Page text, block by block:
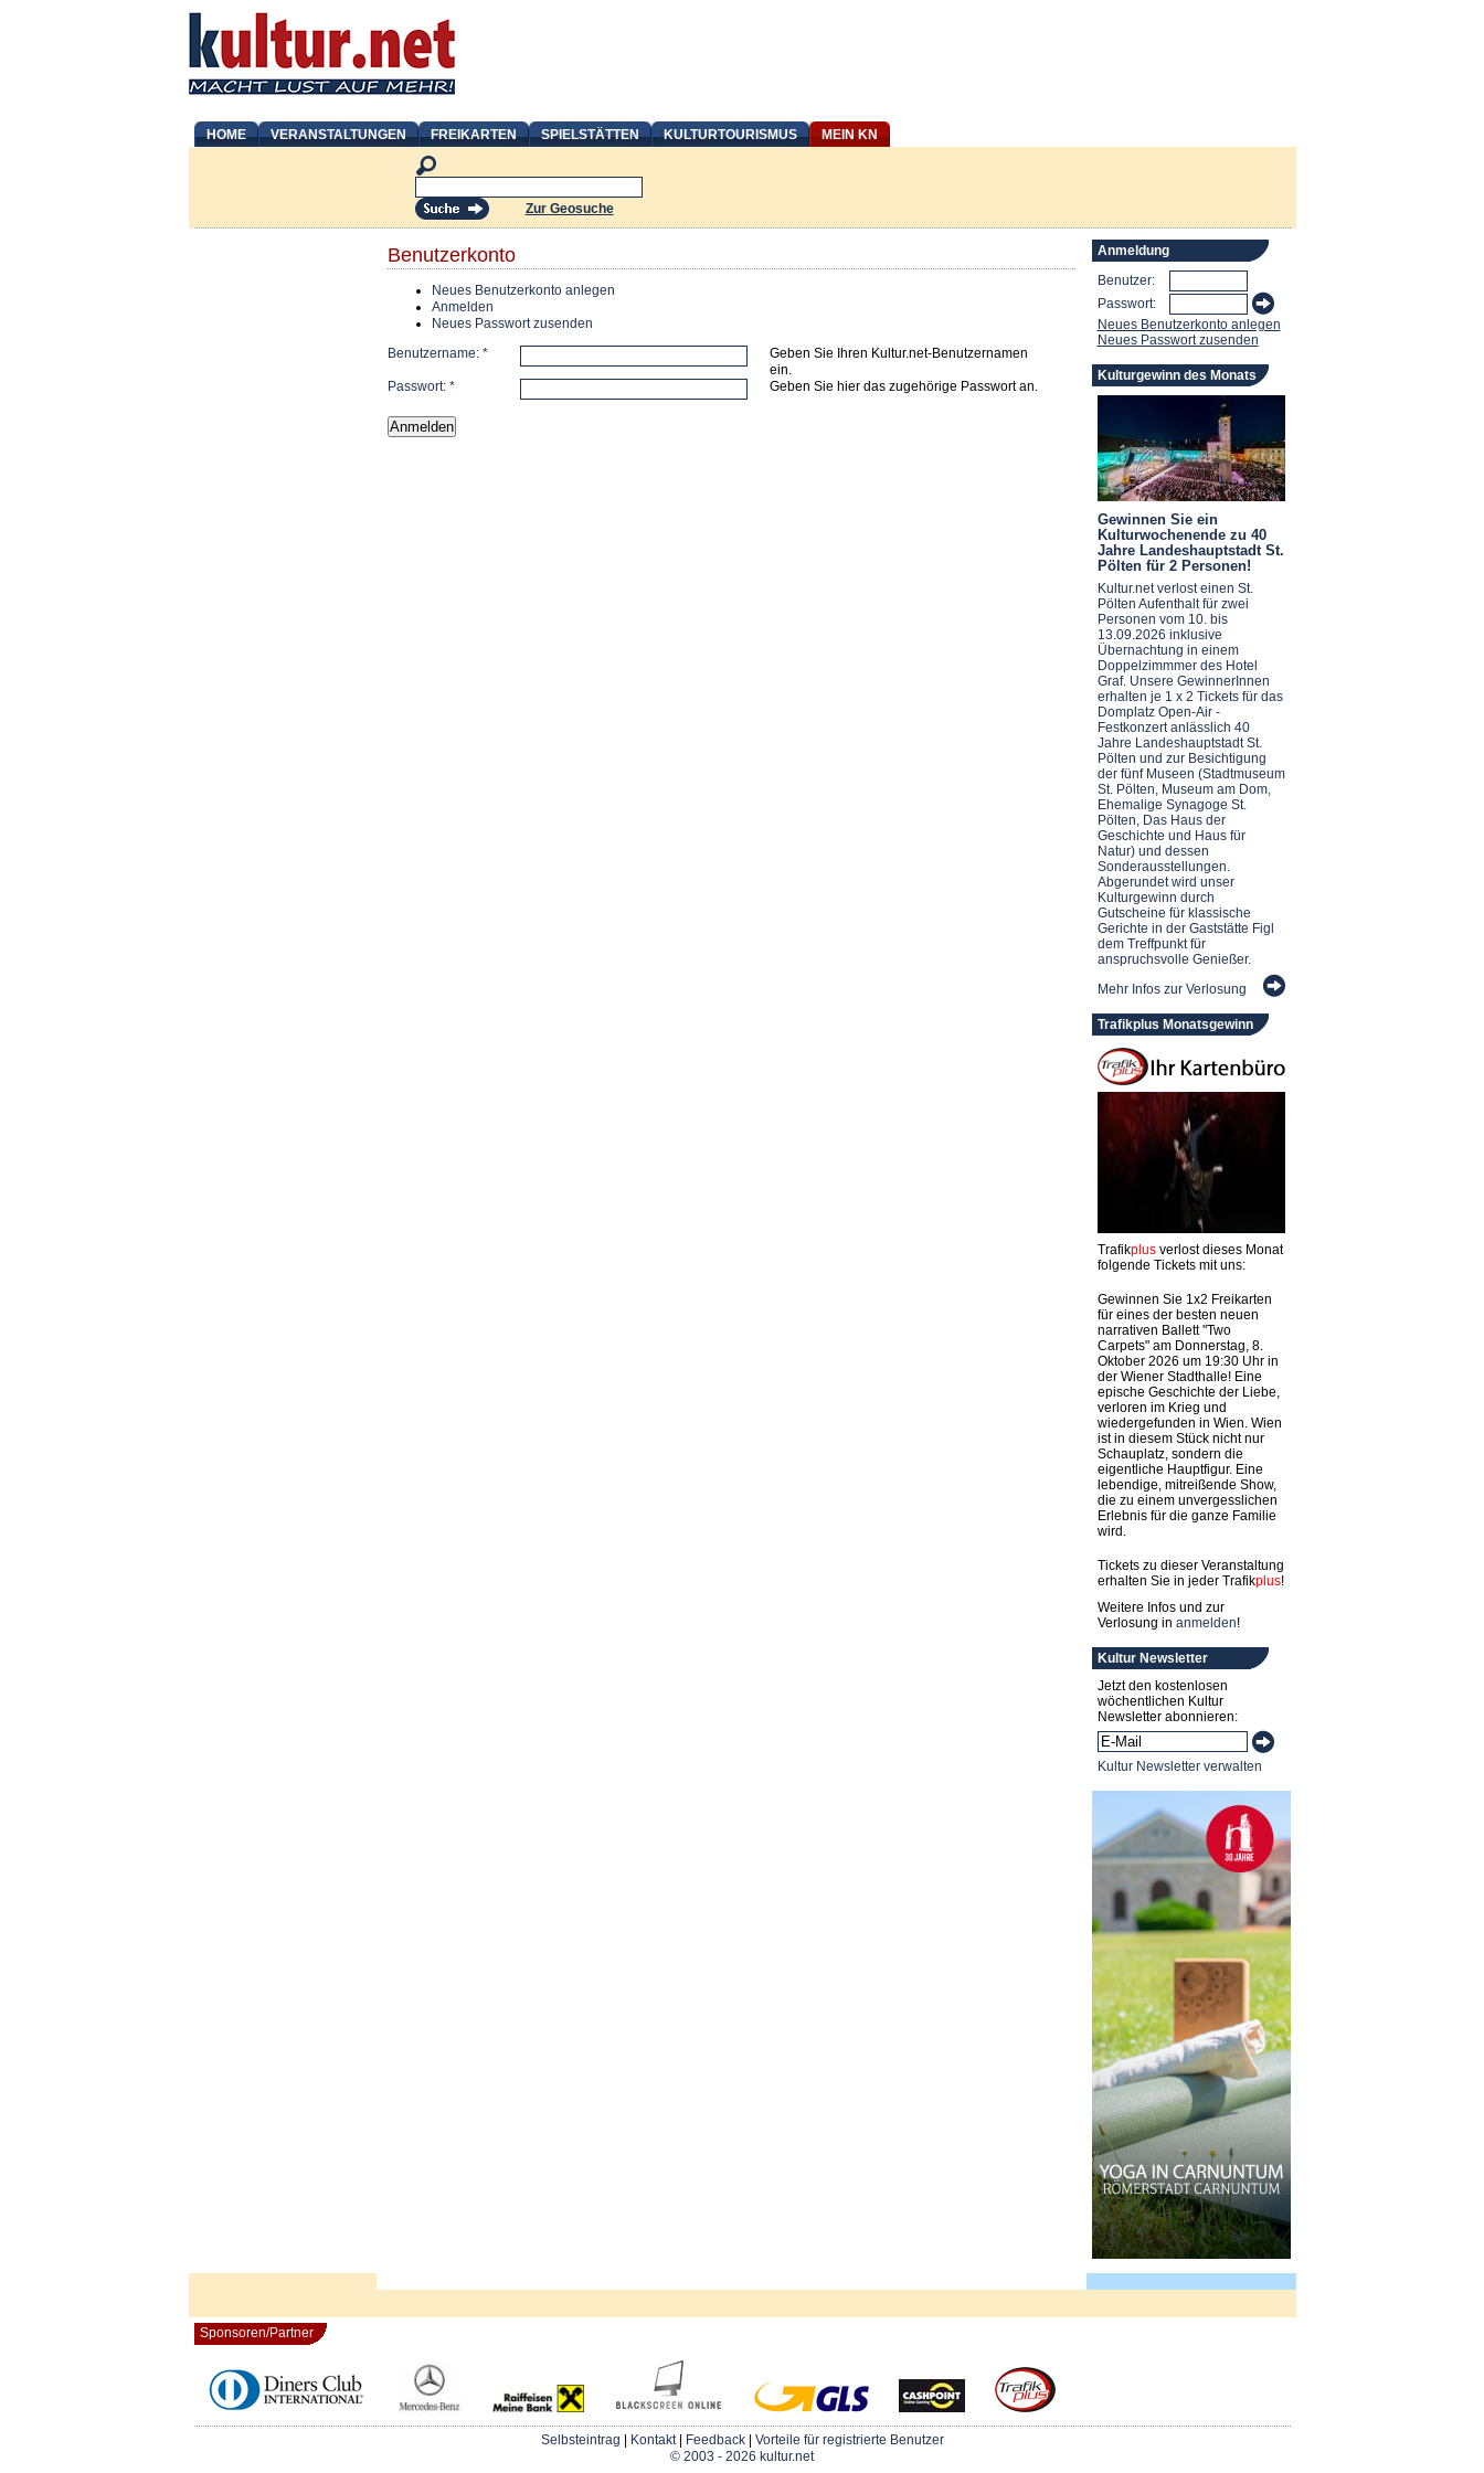
HOME VERANSTALTUNGEN FREIKARTEN SPIELSTÄTTEN KULTURTOURISMUS MEIN KN
Zur Geosuche
Benutzerkonto
Neues Benutzerkonto anlegen
Anmelden
Neues Passwort zusenden
Benutzername: *
Geben Sie Ihren Kultur.net-Benutzernamen
ein.
Passwort: * Geben Sie hier das zugehörige Passwort an.
Anmeldung
Benutzer:
Passwort:
Neues Benutzerkonto anlegen
Neues Passwort zusenden
Kulturgewinn des Monats
Gewinnen Sie ein
Kulturwochenende zu 40
Jahre Landeshauptstadt St.
Pölten für 2 Personen!
Kultur.net verlost einen St.
Pölten Aufenthalt für zwei
Personen vom 10. bis
13.09.2026 inklusive
Übernachtung in einem
Doppelzimmmer des Hotel
Graf. Unsere GewinnerInnen
erhalten je 1 x 2 Tickets für das
Domplatz Open-Air -
Festkonzert anlässlich 40
Jahre Landeshauptstadt St.
Pölten und zur Besichtigung
der fünf Museen (Stadtmuseum
St. Pölten, Museum am Dom,
Ehemalige Synagoge St.
Pölten, Das Haus der
Geschichte und Haus für
Natur) und dessen
Sonderausstellungen.
Abgerundet wird unser
Kulturgewinn durch
Gutscheine für klassische
Gerichte in der Gaststätte Figl
dem Treffpunkt für
anspruchsvolle Genießer.
Mehr Infos zur Verlosung
Trafikplus Monatsgewinn
Trafikplusverlost dieses Monat
folgende Tickets mit uns:
Gewinnen Sie 1x2 Freikarten
für eines der besten neuen
narrativen Ballett "Two
Carpets" am Donnerstag, 8.
Oktober 2026 um 19:30 Uhr in
der Wiener Stadthalle! Eine
epische Geschichte der Liebe,
verloren im Krieg und
wiedergefunden in Wien. Wien
ist in diesem Stück nicht nur
Schauplatz, sondern die
eigentliche Hauptfigur. Eine
lebendige, mitreißende Show,
die zu einem unvergesslichen
Erlebnis für die ganze Familie
wird.
Tickets zu dieser Veranstaltung
erhalten Sie in jeder Trafikplus!
Weitere Infos und zur
Verlosung in anmelden!
Kultur Newsletter
Jetzt den kostenlosen
wöchentlichen Kultur
Newsletter abonnieren:
Kultur Newsletter verwalten
Sponsoren/Partner
Selbsteintrag Kontakt| Feedback| Vorteile für registrierte Benutzer
© 2003 - 2026 kultur.net